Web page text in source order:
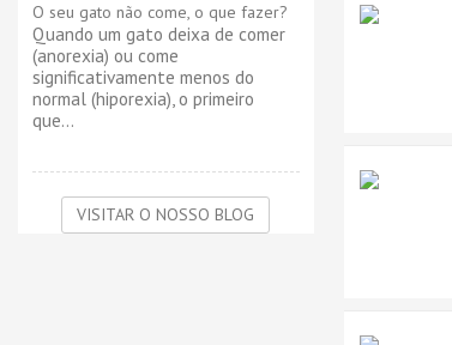
O seu gato não come, o que fazer?
Quando um gato deixa de comer
(anorexia) ou come
significativamente menos do
normal (hiporexia), o primeiro
que...
VISITAR O NOSSO BLOG